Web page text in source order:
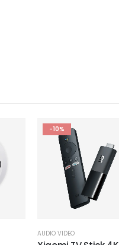
-10%
AUDIO VIDEO